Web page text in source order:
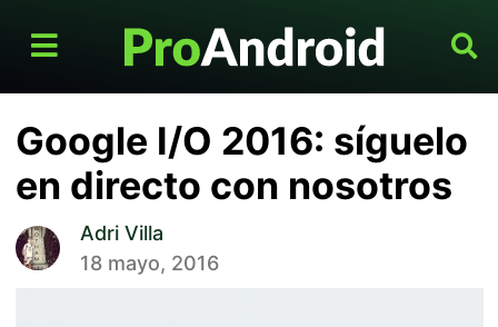
Google I/O 2016: síguelo
en directo con nosotros
Adri Villa
18 mayo, 2016